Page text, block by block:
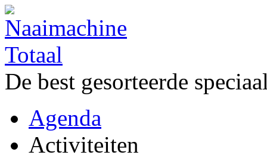
De best gesorteerde
Agenda
Activiteiten